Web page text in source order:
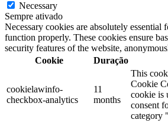
Necessary
Sempre ativado
Necessary cookies are absolutely essential
function properly. These cookies ensure
security features of the website,
Cookie
Duração
cookielawinfo-
checkbox-analytics
11
months
This
Cookie
cookie is
consent
category